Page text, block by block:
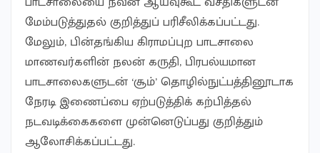
மேம்படுத்துதல் குறித்துப் பரிசீலிக்கப்பட்டது.
மேலும், பின்தங்கிய கிராமப்புற பாடசாலை
மாணவர்களின் நலன் கருதி, பிரபல்யமான
பாடசாலைகளுடன் ‘சூம்’ தொழில்நுட்பத்தினூடாக
நேரடி இணைப்பை ஏற்படுத்திக் கற்பித்தல்
நடவடிக்கைகளை முன்னெடுப்பது குறித்தும்
ஆலோசிக்கப்பட்டது.